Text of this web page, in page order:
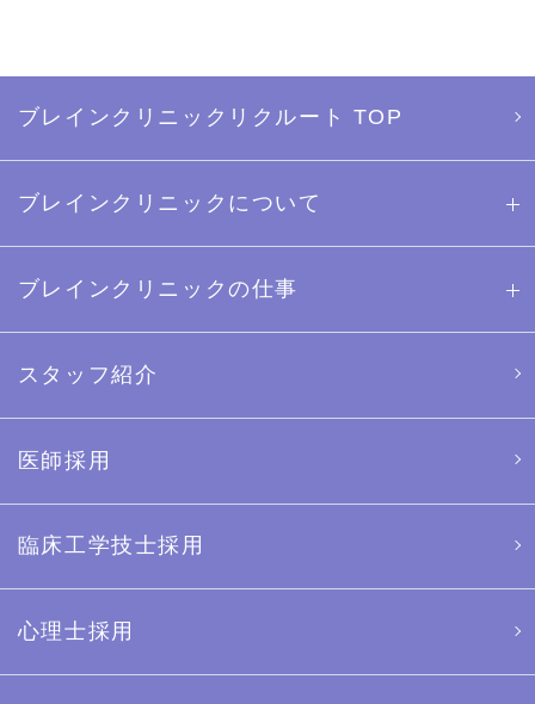
ブレインクリニックリクルート TOP
ブレインクリニックについて
ブレインクリニックの仕事
スタッフ紹介
医師採用
臨床工学技士採用
心理士採用